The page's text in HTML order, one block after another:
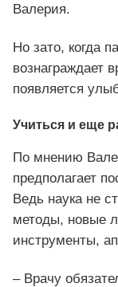
Валерия.
Но зато, когда
вознаграждает
появляется
Учиться и еще
По мнению
предполагает
Ведь наука не
методы, новые
инструменты,
– Врачу